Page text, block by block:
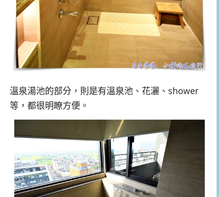
溫泉湯池的部分，則是有溫泉池、花灑、shower
等，都很明瞭方便。